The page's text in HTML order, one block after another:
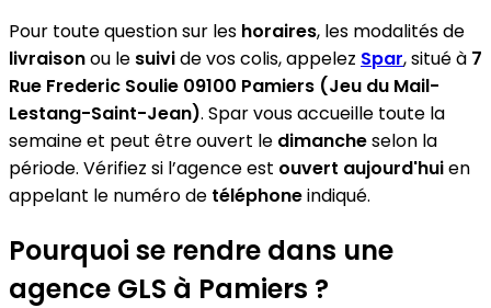
Pour toute question sur les horaires, les modalités de
livraisonou le suivide vos colis, appelez Spar, situé à 7
Rue Frederic Soulie 09100 Pamiers (Jeu du Mail-
Lestang-Saint-Jean). Spar vous accueille toute la
semaine et peut être ouvert le dimancheselon la
période. Vérifiez si l’agence est ouvert aujourd'huien
appelant le numéro de téléphoneindiqué.
Pourquoi se rendre dans une
agence GLS à Pamiers ?